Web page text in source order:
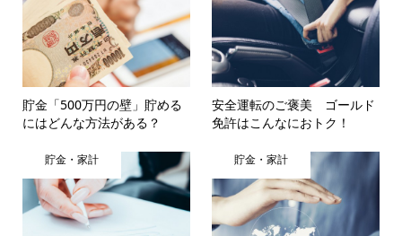
貯金「500万円の壁」貯める
にはどんな方法がある？
安全運転のご褒美 ゴールド
免許はこんなにおトク！
貯金・家計 貯金・家計